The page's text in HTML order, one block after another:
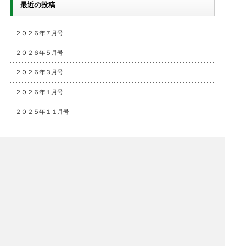
最近の投稿
２０２６年７月号
２０２６年５月号
２０２６年３月号
２０２６年１月号
２０２５年１１月号